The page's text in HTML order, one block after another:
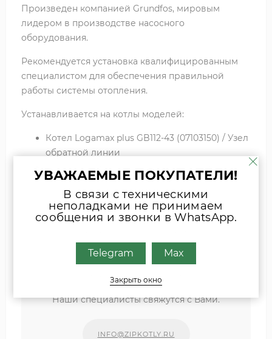
Произведен компанией Grundfos, мировым
лидером в производстве насосного
оборудования.
Рекомендуется установка квалифицированным
специалистом для обеспечения правильной
работы системы отопления.
Устанавливается на котлы моделей:
Котел Logamax plus GB112-43 (07103150) / Узел
обратной линии
Котел Logamax plus GB112-60 (07103180) / Узел
обратной линии
комплектующих, присылайте фото
шильда оборудования или запчасти
удобным для Вас способом
Наши специалисты свяжутся с Вами.
INFO@ZIPKOTLY.RU
УВАЖАЕМЫЕ ПОКУПАТЕЛИ!
В связи с техническими
неполадками не принимаем
сообщения и звонки в WhatsApp.
Telegram Max
Закрыть окно